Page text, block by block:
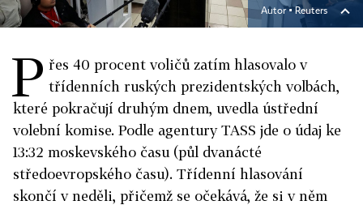
Autor ▪Reuters
P řes 40 procent voličů zatím hlasovalo v
třídenních ruských prezidentských volbách,
které pokračují druhým dnem, uvedla ústřední
volební komise. Podle agentury TASS jde o údaj ke
13:32 moskevského času (půl dvanácté
středoevropského času). Třídenní hlasování
skončí v neděli, přičemž se očekává, že si v něm